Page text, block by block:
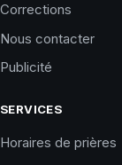
Corrections
Nous contacter
Publicité
SERVICES
Horaires de prières